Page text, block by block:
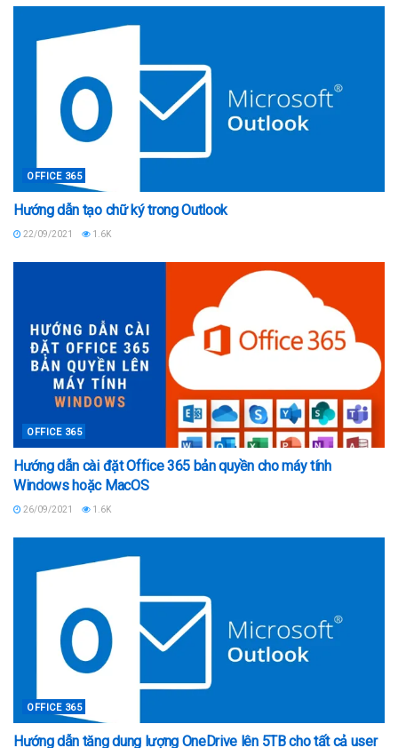
OFFICE 365
Hướng dẫn tạo chữ ký trong Outlook
22/09/2021 1.6K
OFFICE 365
Hướng dẫn cài đặt Office 365 bản quyền cho máy tính
Windows hoặc MacOS
26/09/2021 1.6K
OFFICE 365
Hướng dẫn tăng dung lượng OneDrive lên 5TB cho tất cả user